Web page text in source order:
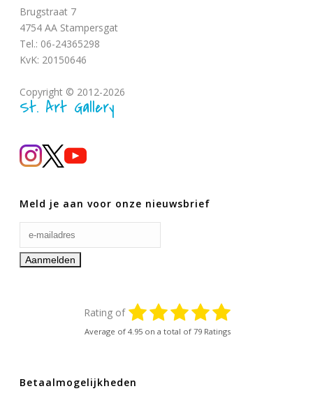
Brugstraat 7
4754 AA Stampersgat
Tel.: 06-24365298
KvK: 20150646
Copyright © 2012-2026
St. Art Gallery
Meld je aan voor onze nieuwsbrief
Rating of
Average of 4.95 on a total of 79 Ratings
Betaalmogelijkheden